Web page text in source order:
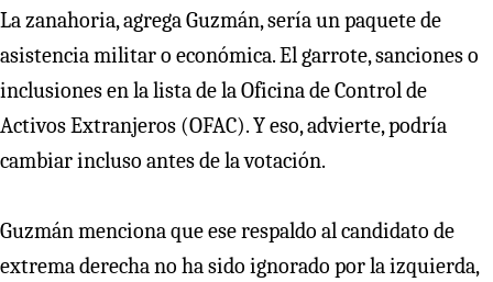
La zanahoria, agrega Guzmán, sería un paquete de
asistencia militar o económica. El garrote, sanciones o
inclusiones en la lista de la Oficina de Control de
Activos Extranjeros (OFAC). Y eso, advierte, podría
cambiar incluso antes de la votación.
Guzmán menciona que ese respaldo al candidato de
extrema derecha no ha sido ignorado por la izquierda,